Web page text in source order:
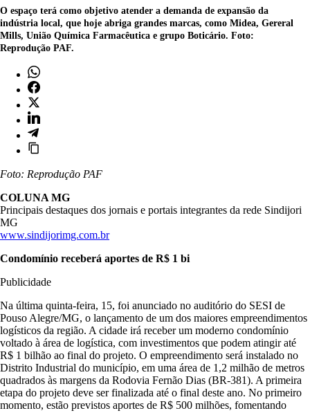
O espaço terá como objetivo atender a demanda de expansão da
indústria local, que hoje abriga grandes marcas, como Midea, Gereral
Mills, União Química Farmacêutica e grupo Boticário. Foto:
Reprodução PAF.
Foto: Reprodução PAF
COLUNA MG
Principais destaques dos jornais e portais integrantes da rede Sindijori
MG
www.sindijorimg.com.br
Condomínio receberá aportes de R$ 1 bi
Publicidade
Na última quinta-feira, 15, foi anunciado no auditório do SESI de
Pouso Alegre/MG, o lançamento de um dos maiores empreendimentos
logísticos da região. A cidade irá receber um moderno condomínio
voltado à área de logística, com investimentos que podem atingir até
R$ 1 bilhão ao final do projeto. O empreendimento será instalado no
Distrito Industrial do município, em uma área de 1,2 milhão de metros
quadrados às margens da Rodovia Fernão Dias (BR-381). A primeira
etapa do projeto deve ser finalizada até o final deste ano. No primeiro
momento, estão previstos aportes de R$ 500 milhões, fomentando